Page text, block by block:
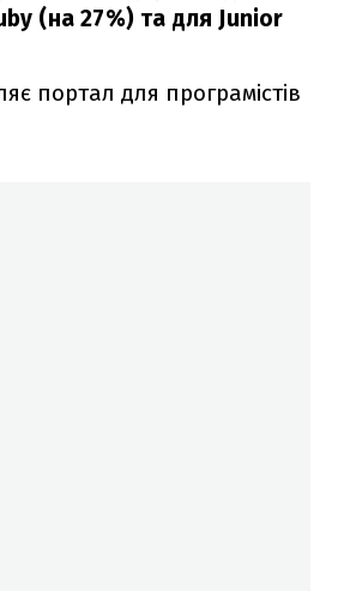
(на 27%) та для Junior
портал для програмістів